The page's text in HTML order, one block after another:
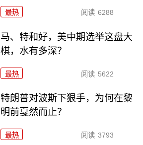
最热 阅读 6288
马、特和好，美中期选举这盘大
棋，水有多深？
最热 阅读 5622
特朗普对波斯下狠手，为何在黎
明前戛然而止？
最热 阅读 3793